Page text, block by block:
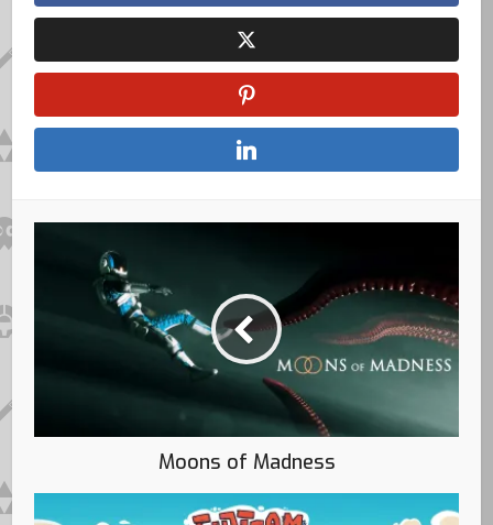
Moons of Madness